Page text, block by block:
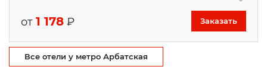
от 1 178 ₽ Заказать
Все отели у метро Арбатская